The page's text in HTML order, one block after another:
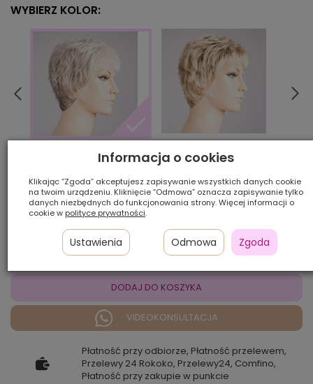
WYBIERZ KOLOR:
Ilość szt.:
1 050,00 zł
DODAJ DO KOSZYKA
VIDEOKONSULTACJA
Płatność przy odbiorze, Płatność przelewem,
Przelewy 24 Rokoko, Przelewy24, Comfino,
Płatność przy zakupie w punkcie
Informacja o cookies
Klikając “Zgoda” akceptujesz zapisywanie wszystkich danych cookie
na twoim urządzeniu. Kliknięcie “Odmowa” oznacza zapisywanie tylko
danych niezbędnych do funkcjonowania strony. Więcej informacji o
cookie w polityce prywatności.
Ustawienia Odmowa Zgoda